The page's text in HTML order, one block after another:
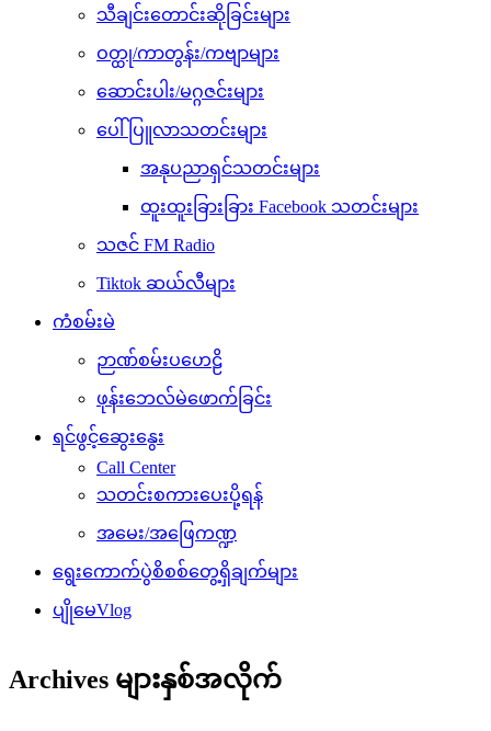
သီချင်းတောင်းဆိုခြင်းများ
ဝတ္ထု/ကာတွန်း/ကဗျာများ
ဆောင်းပါး/မဂ္ဂဇင်းများ
ပေါ်ပြူလာသတင်းများ
အနုပညာရှင်သတင်းများ
ထူးထူးခြားခြား Facebook သတင်းများ
သဇင် FM Radio
Tiktok ဆယ်လီများ
ကံစမ်းမဲ
ဉာဏ်စမ်းပဟေဠိ
ဖုန်းဘေလ်မဲဖောက်ခြင်း
ရင်ဖွင့်ဆွေးနွေး
Call Center
သတင်းစကားပေးပို့ရန်
အမေး/အဖြေကဏ္ဍ
ရွေးကောက်ပွဲစိစစ်တွေ့ရှိချက်များ
ပျိုမေVlog
Archives များနှစ်အလိုက်